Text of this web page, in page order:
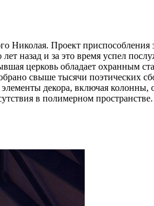
Николая. Проект
назад и за это время успел
церковь обладает охранным
свыше тысячи поэтических
декора, включая
в полимерном